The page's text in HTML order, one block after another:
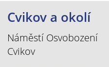
Cvikov a okolí
Náměstí Osvobození
Cvikov